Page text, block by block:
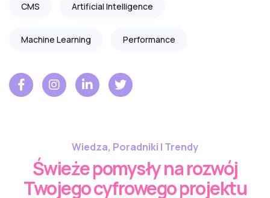
CMS Artificial Intelligence
Machine Learning Performance
Wiedza, Poradniki I Trendy
Świeże pomysły na rozwój
Twojego cyfrowego projektu